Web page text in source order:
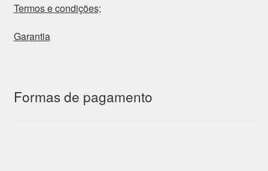
Termos e condições;
Garantia
Formas de pagamento